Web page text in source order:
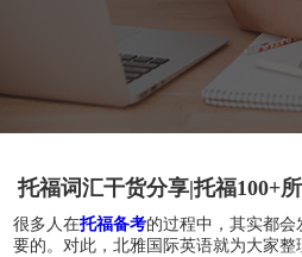
托福词汇干货分享|托福100+
很多人在托福备考的过程中，其实都
要的。对此，北雅国际英语就为大家